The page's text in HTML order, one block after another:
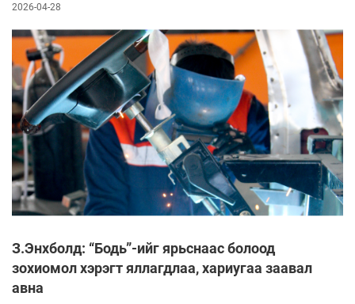
2026-04-28
З.Энхболд: “Бодь”-ийг ярьснаас болоод
зохиомол хэрэгт яллагдлаа, хариугаа заавал
авна